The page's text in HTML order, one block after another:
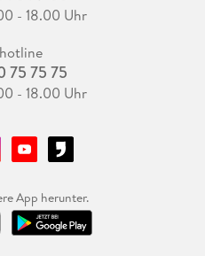
- 18.00 Uhr
75 75 75
- 18.00 Uhr
App herunter.